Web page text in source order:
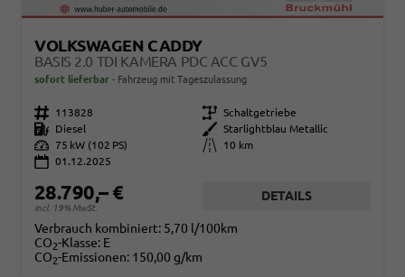
VOLKSWAGEN CADDY
BASIS 2.0 TDI KAMERA PDC ACC GV5
sofort lieferbar Fahrzeug mit Tageszulassung
Fahrzeugnr. 113828 Getriebe Schaltgetriebe
Kraftstoff
Diesel Außenfarbe
Starlightblau Metallic
Leistung 75 kW (102 PS) Kilometerstand
10 km
01.12.2025
28.790,– €
incl. 19% MwSt.
DETAILS
Verbrauch kombiniert: 5,70 l/100km
CO2-Klasse: E
CO2-Emissionen: 150,00 g/km